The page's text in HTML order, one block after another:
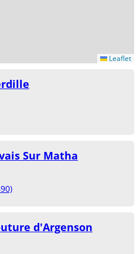
Leaflet
Sur Matha
d'Argenson